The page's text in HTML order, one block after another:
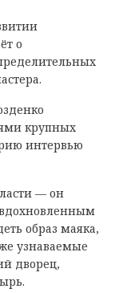
о
крупных
интервью
— он
образ маяка,
узнаваемые
дворец,